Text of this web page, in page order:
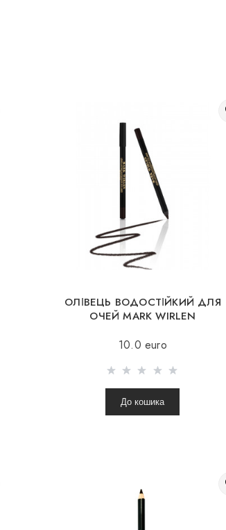
ОЛІВЕЦЬ ВОДОСТІЙКИЙ ДЛЯ
ОЧЕЙ MARK WIRLEN
10.0 euro
До кошика